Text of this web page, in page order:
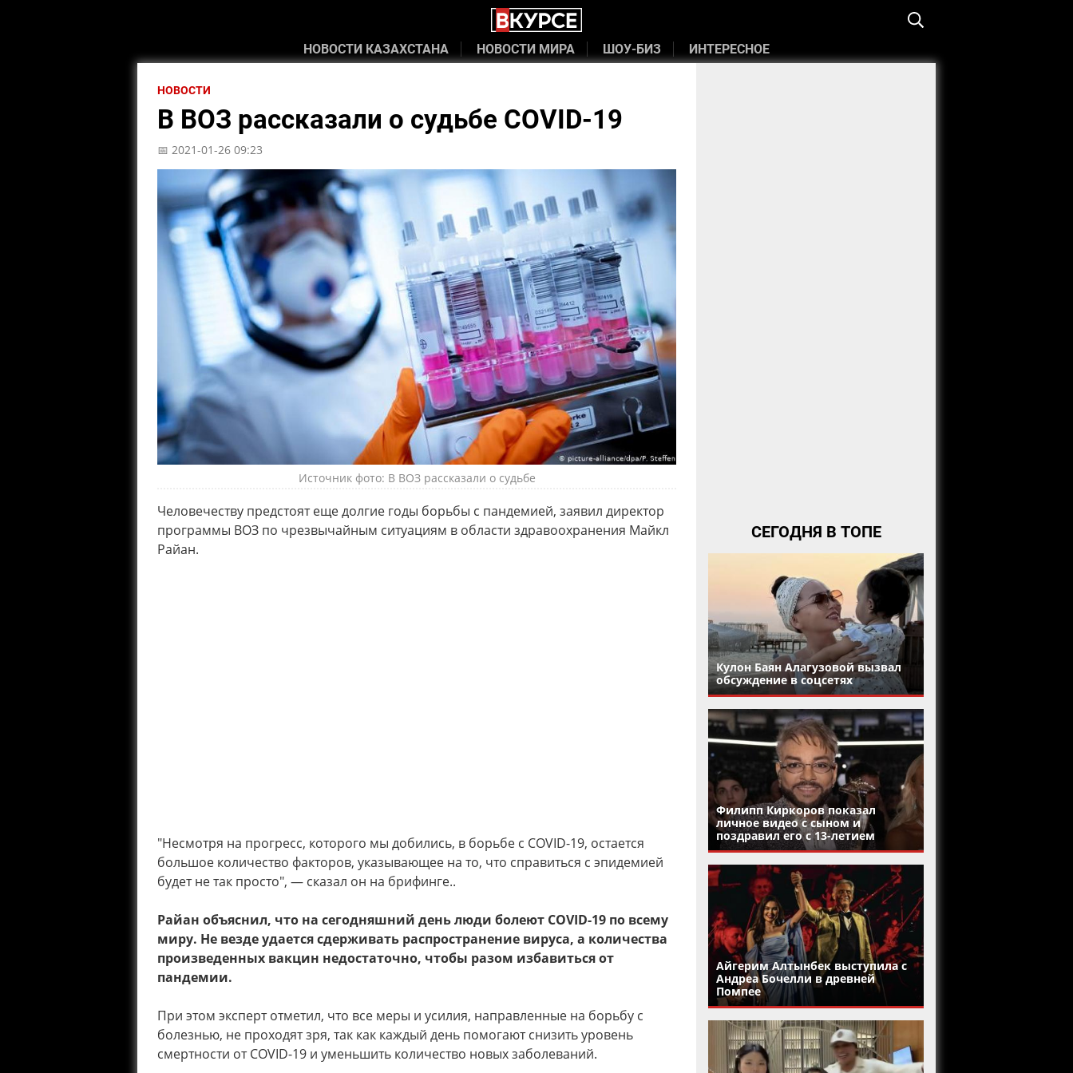
НОВОСТИ КАЗАХСТАНА НОВОСТИ МИРА ШОУ-БИЗ ИНТЕРЕСНОЕ
НОВОСТИ
В ВОЗ рассказали о судьбе COVID-19
📅 2021-01-26 09:23
Источник фото: В ВОЗ рассказали о судьбе
Человечеству предстоят еще долгие годы борьбы с пандемией, заявил директор
программы ВОЗ по чрезвычайным ситуациям в области здравоохранения Майкл
Райан.
"Несмотря на прогресс, которого мы добились, в борьбе с COVID-19, остается
большое количество факторов, указывающее на то, что справиться с эпидемией
будет не так просто", — сказал он на брифинге..
Райан объяснил, что на сегодняшний день люди болеют COVID-19 по всему
миру. Не везде удается сдерживать распространение вируса, а количества
произведенных вакцин недостаточно, чтобы разом избавиться от
пандемии.
При этом эксперт отметил, что все меры и усилия, направленные на борьбу с
болезнью, не проходят зря, так как каждый день помогают снизить уровень
смертности от COVID-19 и уменьшить количество новых заболеваний.
СЕГОДНЯ В ТОПЕ
Кулон Баян Алагузовой вызвал
обсуждение в соцсетях
Филипп Киркоров показал
личное видео с сыном и
поздравил его с 13-летием
Айгерим Алтынбек выступила с
Андреа Бочелли в древней
Помпее